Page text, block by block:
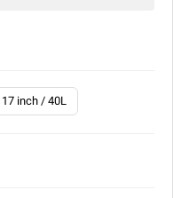
17 inch / 40L